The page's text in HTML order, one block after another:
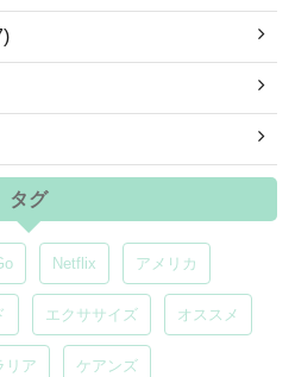
タグ
Netflix アメリカ
エクササイズ オススメ
リア ケアンズ